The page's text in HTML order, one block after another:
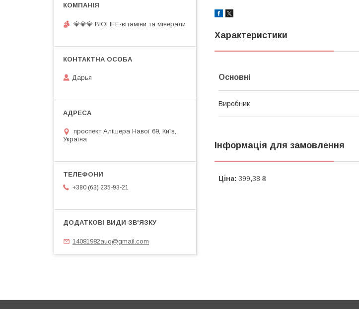
Характеристики
Основні
Виробник
Інформація для замовлення
Ціна: 399,38 ₴
💎💎💎 BIOLIFE-вітаміни та мінерали
Дарья
проспект Алішера Навої 69, Київ,
Україна
+380 (63) 235-93-21
14081982aug@gmail.com